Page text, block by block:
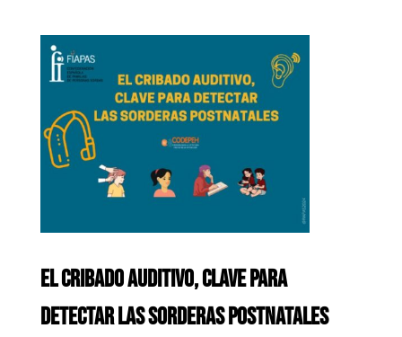
EL CRIBADO AUDITIVO, CLAVE PARA
DETECTAR LAS SORDERAS POSTNATALES